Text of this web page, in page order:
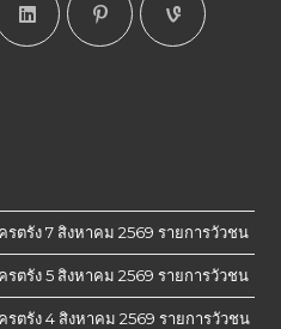
รัง 7 สิงหาคม 2569 รายการวัวชน
รัง 5 สิงหาคม 2569 รายการวัวชน
ตรัง 4 สิงหาคม 2569 รายการวัวชน